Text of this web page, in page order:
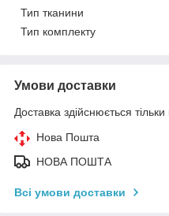
Тип тканини
Тип комплекту
Умови доставки
Доставка здійснюється
Нова Пошта
НОВА ПОШТА
Всі умови доставки